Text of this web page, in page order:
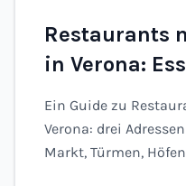
Restaurants
in Verona:
Altstadt (2026)
Ein Guide zu
Verona: drei
Markt, Türmen,